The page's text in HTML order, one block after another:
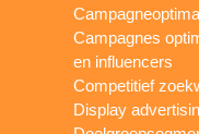
Campagnes
en influencers
Competitief
Display